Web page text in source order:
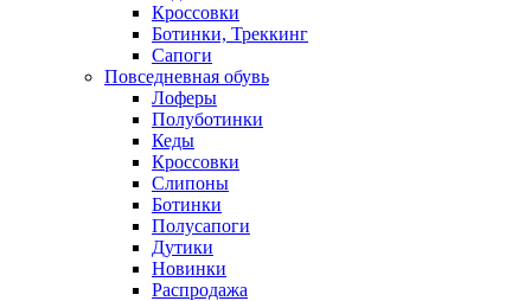
Кроссовки
Ботинки, Треккинг
Сапоги
Повседневная обувь
Лоферы
Полуботинки
Кеды
Кроссовки
Слипоны
Ботинки
Полусапоги
Дутики
Новинки
Распродажа